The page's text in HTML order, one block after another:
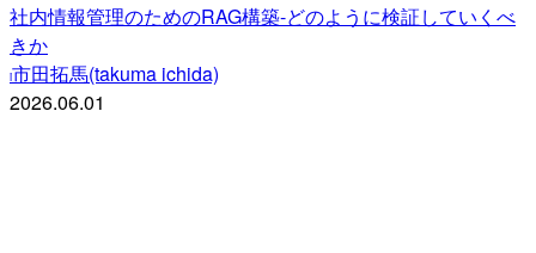
社内情報管理のためのRAG構築-どのように検証していくべ
きか
i市田拓馬(takuma ichida)
2026.06.01